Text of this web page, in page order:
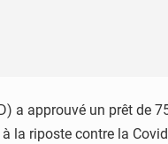
a approuvé un prêt de
riposte contre la